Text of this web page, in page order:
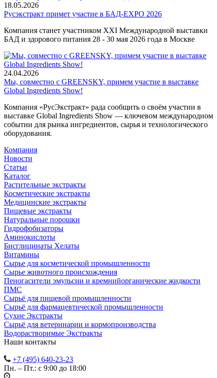
18.05.2026
Русэкстракт примет участие в БАД-EXPO 2026
Компания станет участником XXI Международной выставки
БАД и здорового питания 28 - 30 мая 2026 года в Москве
24.04.2026
Мы, совместно с GREENSKY, примем участие в выставке
Global Ingredients Show!
Компания «РусЭкстракт» рада сообщить о своём участии в
выставке Global Ingredients Show — ключевом международном
событии для рынка ингредиентов, сырья и технологического
оборудования.
Компания
Новости
Статьи
Каталог
Растительные экстракты
Косметические экстракты
Медицинские экстракты
Пищевые экстракты
Натуральные порошки
Гидрофобизаторы
Аминокислоты
Бисглицинаты Хелаты
Витамины
Сырье для косметической промышленности
Сырье животного происхождения
Пеногасители эмульсии и кремнийорганические жидкости
ПМС
Сырьё для пищевой промышленности
Сырьё для фармацевтической промышленности
Сухие Экстракты
Сырьё для ветеринарии и кормопроизводства
Водорастворимые Экстракты
Наши контакты
+7 (495) 640-23-23
Пн. – Пт.: с 9:00 до 18:00